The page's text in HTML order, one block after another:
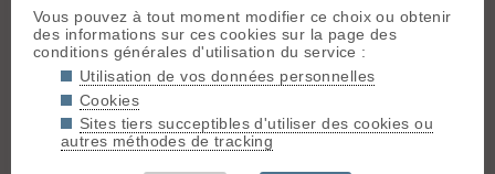
(2000 m)
Sommet associé :
Breithorn (4164 m)
Dénivelé :800 m.
Conditions nivologiques,
accès & météo
Météo/températures :
Très beau
temps avec du vent en altitude et
des températures froides mais sans
Vous pouvez à tout moment modifier ce choix ou obtenir
des informations sur ces cookies sur la page des
conditions générales d'utilisation du service :
Utilisation de vos données personnelles
Cookies
Sites tiers succeptibles d'utiliser des cookies ou
autres méthodes de tracking